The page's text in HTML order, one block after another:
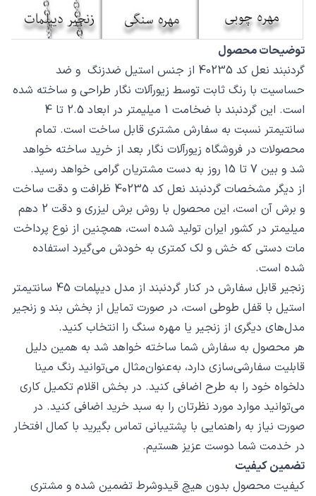
توضیحات محصول
گردنبند نعل کد 40235 از جنس استیل ضدزنگ و ضد
حساسیت با رنگ ثابت توسط زیورآلات نگار طراحی و ساخته شده
است. این گردنبند با ضخامت 1 میلیمتر در ابعاد 2.5 تا 4
سانتیمتر نسبت به سفارش مشتری قابل ساخت است. تمام
محصولات در فروشگاه زیورآلات نگار بعد از خرید ساخته خواهد
شد و بین 7 تا 15 روز به دست مشتریان گرامی خواهد رسید.
از دیگر مشخصات گردنبند نعل کد 40235 ظرافت و دقت ساخت
و برش آن است، این محصول با روش برش لیزری و دقت 2 دهم
میلیمتر در کشور ایران تولید شده است، همچنین از نوع پرداخت
مات دستی که خش و لک کمتری به خودش می‌گیرد استفاده
شده است.
زنجیر قابل سفارش در کنار گردنبند از مدل دیپلمات 45 سانتیمتر
استیل با قفل طوطی است، در صورت تمایل از بخش بند و زنجیر
مدل‌های دیگری از زنجیر یا مهره سنگ را انتخاب کنید.
هر محصول به سفارش شما ساخته خواهد شد به همین دلیل
قابلیت سفارشی‌سازی دارد، به‌عنوان‌مثال می‌توانید رنگ مینا
دلخواه خود را به طرح اضافی کنید. در بخش اقلام تکمیل کاری
می‌توانید موارد مورد نظرتان را به سبد خرید اضافی کنید. در
صورت نیاز به راهنمایی با پشتیبانی تماس بگیرید با کمال افتخار
در خدمت شما دوست عزیز هستیم.
تضمین کیفیت
کیفیت محصول بدون هیچ قیدوشرط تضمین شده و مشتری